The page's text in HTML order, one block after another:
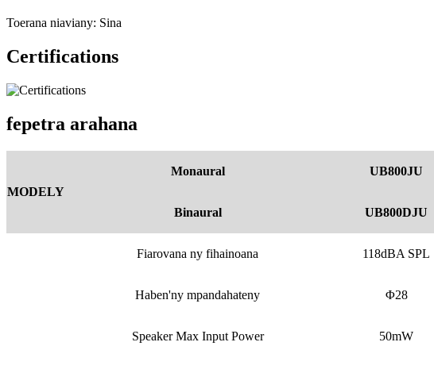
Toerana niaviany: Sina
Certifications
fepetra arahana
MODELY
Monaural UB800JU
Binaural UB800DJU
Fiarovana ny fihainoana 118dBA SPL
Haben'ny mpandahateny Φ28
Speaker Max Input Power 50mW